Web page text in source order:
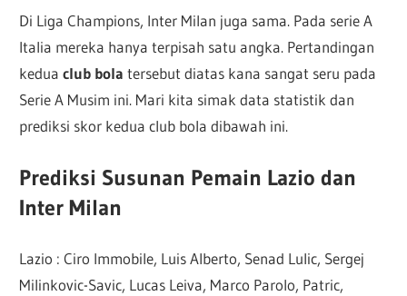
Di Liga Champions, Inter Milan juga sama. Pada serie A
Italia mereka hanya terpisah satu angka. Pertandingan
keduaclub bola tersebut diatas kana sangat seru pada
Serie A Musim ini. Mari kita simak data statistik dan
prediksi skor kedua club bola dibawah ini.
Prediksi Susunan Pemain Lazio dan
Inter Milan
Lazio : Ciro Immobile, Luis Alberto, Senad Lulic, Sergej
Milinkovic-Savic, Lucas Leiva, Marco Parolo, Patric,